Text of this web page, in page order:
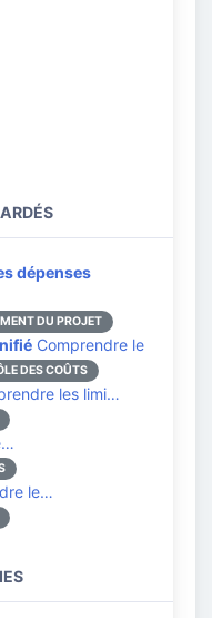
dépenses
DU PROJET
Comprendre le
DES COÛTS
les limi…
le…